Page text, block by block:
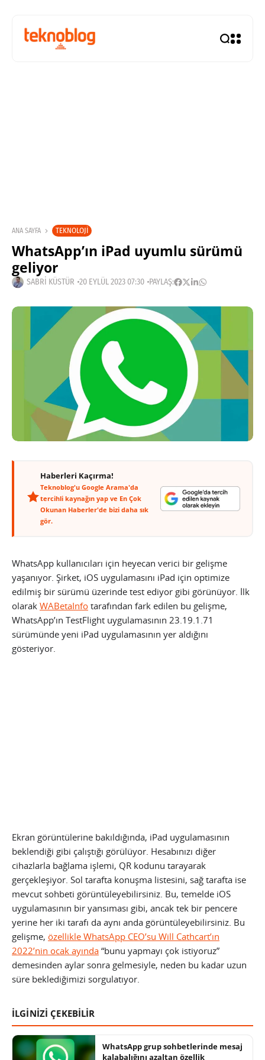
ANA SAYFA TEKNOLOJI
WhatsApp’ın iPad uyumlu sürümü
geliyor
SABRI KÜSTÜR 20 EYLÜL 2023 07:30 PAYLAŞ:
Haberleri Kaçırma!
Teknoblog'u Google Arama'da
tercihli kaynağın yap ve En Çok
Okunan Haberler'de bizi daha sık
gör.
WhatsApp kullanıcıları için heyecan verici bir gelişme
yaşanıyor. Şirket, iOS uygulamasını iPad için optimize
edilmiş bir sürümü üzerinde test ediyor gibi görünüyor. İlk
olarak WABetaInfo tarafından fark edilen bu gelişme,
WhatsApp’ın TestFlight uygulamasının 23.19.1.71
sürümünde yeni iPad uygulamasının yer aldığını
gösteriyor.
Ekran görüntülerine bakıldığında, iPad uygulamasının
beklendiği gibi çalıştığı görülüyor. Hesabınızı diğer
cihazlarla bağlama işlemi, QR kodunu tarayarak
gerçekleşiyor. Sol tarafta konuşma listesini, sağ tarafta ise
mevcut sohbeti görüntüleyebilirsiniz. Bu, temelde iOS
uygulamasının bir yansıması gibi, ancak tek bir pencere
yerine her iki tarafı da aynı anda görüntüleyebilirsiniz. Bu
gelişme, özellikle WhatsApp CEO’su Will Cathcart’ın
2022’nin ocak ayında “bunu yapmayı çok istiyoruz”
demesinden aylar sonra gelmesiyle, neden bu kadar uzun
süre beklediğimizi sorgulatıyor.
İLGİNİZİ ÇEKEBİLİR
WhatsApp grup sohbetlerinde mesaj
kalabalığını azaltan özellik